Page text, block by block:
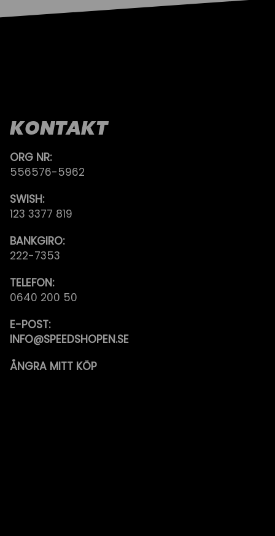
KONTAKT
ORG NR:
556576-5962
SWISH:
123 3377 819
BANKGIRO:
222-7353
TELEFON:
0640 200 50
E-POST:
INFO@SPEEDSHOPEN.SE
ÅNGRA MITT KÖP